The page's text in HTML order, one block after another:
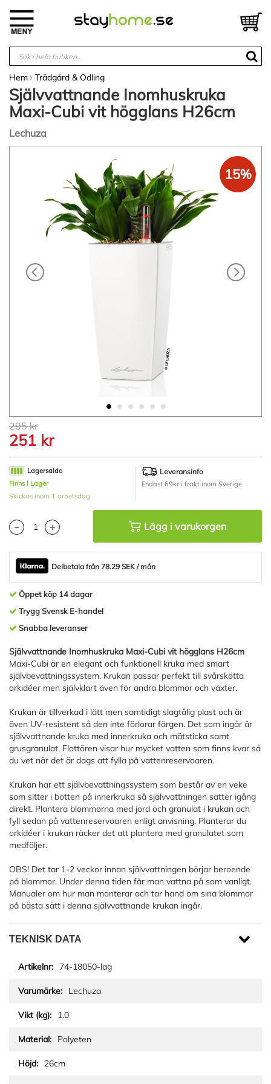
innehållet
Hem Trädgård & Odling
Självvattnande Inomhuskruka
Maxi-Cubi vit högglans H26cm
Lechuza
bildgalleriet
Hoppa
till
början
av
bildgalleriet
15%
295 kr
251 kr
Lagersaldo
Finns I Lager
Skickas inom 1 arbetsdag
Leveransinfo
Endast 69kr i frakt inom Sverige
Lägg i varukorgen
Delbetala från 78.29 SEK / mån
Öppet köp 14 dagar
Trygg Svensk E-handel
Snabba leveranser
Självvattnande Inomhuskruka Maxi-Cubi vit högglans H26cm
Maxi-Cubi är en elegant och funktionell kruka med smart
självbevattningssystem. Krukan passar perfekt till svårskötta
orkidéer men självklart även för andra blommor och växter.
Krukan är tillverkad i lätt men samtidigt slagtålig plast och är
även UV-resistent så den inte förlorar färgen. Det som ingår är
självvattnande kruka med innerkruka och mätsticka samt
grusgranulat. Flottören visar hur mycket vatten som finns kvar så
du vet när det är dags att fylla på vattenreservoaren.
Krukan har ett självbevattningssystem som består av en veke
som sitter i botten på innerkruka så självvattningen sätter igång
direkt. Plantera blommorna med jord och granulat i krukan och
fyll sedan på vattenreservoaren enligt anvisning. Planterar du
orkidéer i krukan räcker det att plantera med granulatet som
medföljer.
OBS! Det tar 1-2 veckor innan självvattningen börjar beroende
på blommor. Under denna tiden får man vattna på som vanligt.
Manualer om hur man monterar och tar hand om sina blommor
på bästa sätt i denna självvattnande krukan ingår.
TEKNISK DATA
74-18050-lag
Lechuza
1.0
Polyeten
26cm